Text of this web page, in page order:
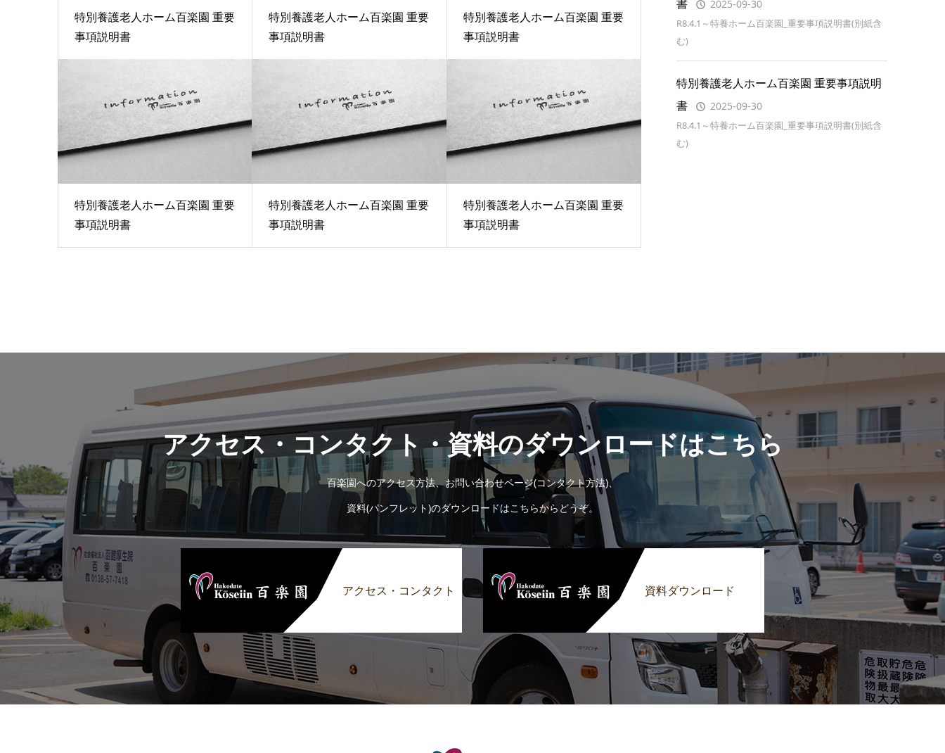
特別養護老人ホーム百楽園 重要
事項説明書
特別養護老人ホーム百楽園 重要
事項説明書
特別養護老人ホーム百楽園 重要
事項説明書
特別養護老人ホーム百楽園 重要
事項説明書
特別養護老人ホーム百楽園 重要
事項説明書
特別養護老人ホーム百楽園 重要
事項説明書
書
2025-09-30
R8.4.1～特養ホーム百楽園_重要事項説明書(別紙含
む)
特別養護老人ホーム百楽園 重要事項説明
書
2025-09-30
R8.4.1～特養ホーム百楽園_重要事項説明書(別紙含
む)
アクセス・コンタクト・資料のダウンロードはこちら
百楽園へのアクセス方法、お問い合わせページ(コンタクト方法)、
資料(パンフレット)のダウンロードはこちらからどうぞ。
アクセス・コンタクト 資料ダウンロード